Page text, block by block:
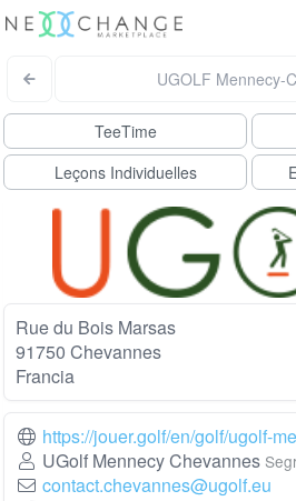
UGOLF Mennecy-
TeeTime
Leçons Individuelles
Rue du Bois Marsas
91750 Chevannes
Francia
https://jouer.golf/en/golf/ugolf-
UGolf Mennecy Chevannes
contact.chevannes@ugolf.eu